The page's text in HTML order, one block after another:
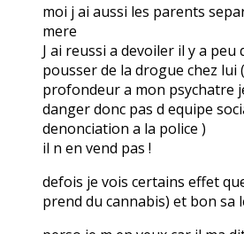
moi j ai aussi les parents
mere
J ai reussi a devoiler il y a
pousser de la drogue chez lui
profondeur a mon psychatre
danger donc pas d equipe
denonciation a la police )
il n en vend pas !
defois je vois certains effet
prend du cannabis) et bon sa